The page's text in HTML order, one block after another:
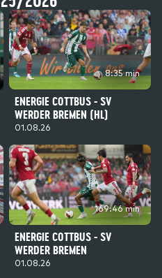
8:35 min
ENERGIE COTTBUS - SV
WERDER BREMEN (HL)
01.08.26
169:46 min
ENERGIE COTTBUS - SV
WERDER BREMEN
01.08.26